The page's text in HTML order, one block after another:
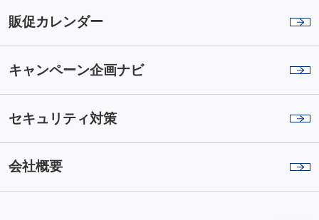
販促カレンダー
キャンペーン企画ナビ
セキュリティ対策
会社概要